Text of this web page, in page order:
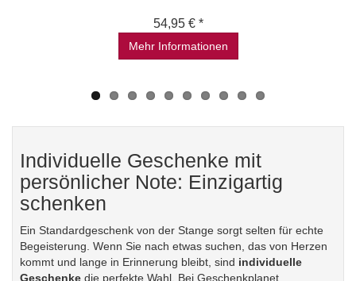
54,95 € *
Mehr Informationen
Individuelle Geschenke mit
persönlicher Note: Einzigartig
schenken
Ein Standardgeschenk von der Stange sorgt selten für echte
Begeisterung. Wenn Sie nach etwas suchen, das von Herzen
kommt und lange in Erinnerung bleibt, sind individuelle
Geschenke die perfekte Wahl. Bei Geschenkplanet